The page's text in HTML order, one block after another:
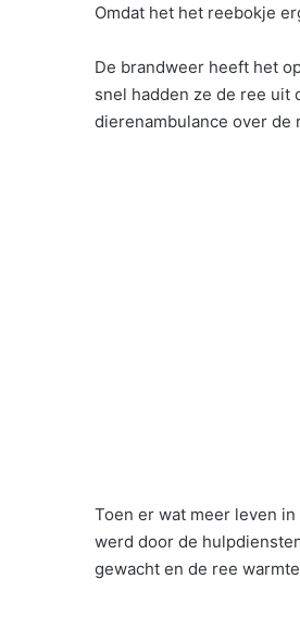
Omdat het het reebokje
De brandweer heeft het
snel hadden ze de ree uit
dierenambulance over de
Toen er wat meer leven
werd door de
gewacht en de ree